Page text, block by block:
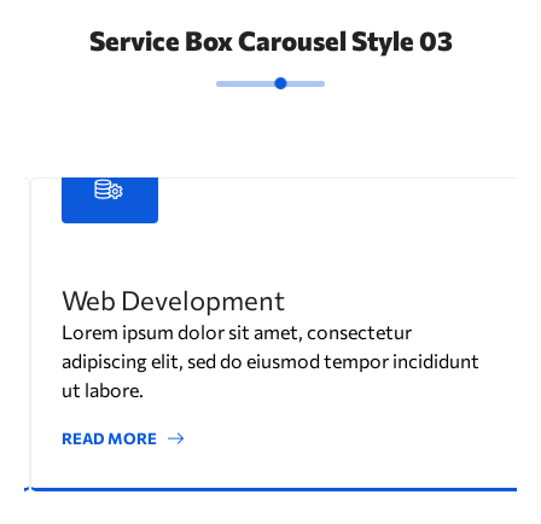
Service Box Carousel Style 03
Web Development
Lorem ipsum dolor sit amet, consectetur
adipiscing elit, sed do eiusmod tempor incididunt
ut labore.
READ MORE